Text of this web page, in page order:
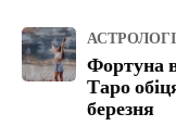
Фортуна
Таро
березня